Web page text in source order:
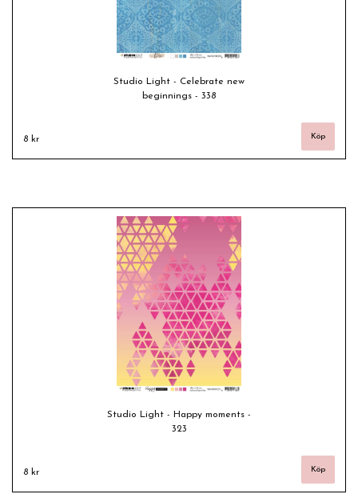
Studio Light - Celebrate new
beginnings - 338
8 kr
Studio Light - Happy moments -
323
8 kr